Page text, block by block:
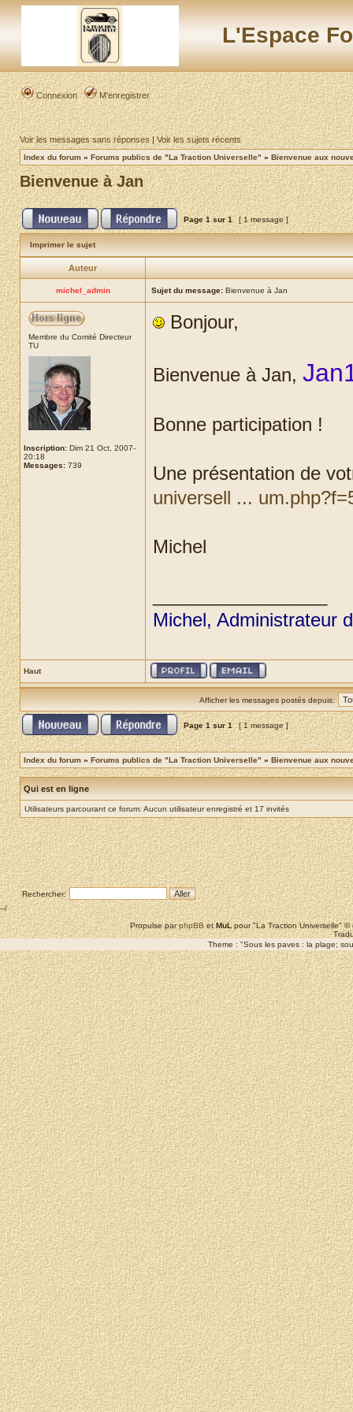
L'Espace
Connexion M’enregistrer
Voir les messages sans réponses|Voir les sujets récents
Index du forum » Forums publics de "La Traction Universelle" » Bienvenue aux
Bienvenue à Jan
Page1sur1 [ 1 message ]
Imprimer le sujet
Auteur
michel_admin Sujet du message: Bienvenue à Jan
Membre du Comité Directeur
TU
Inscription: Dim 21 Oct, 2007-
20:18
Messages: 739
Bonjour,
Bienvenue à Jan,
Bonne participation !
Une présentation de
universell ...
Michel
Michel, Administrateur
Haut
Afficher les messages postés depuis:
Page1sur1 [ 1 message ]
Index du forum » Forums publics de "La Traction Universelle" » Bienvenue aux
Qui est en ligne
Utilisateurs parcourant ce forum: Aucun utilisateur enregistré et 17 invités
Rechercher:
--/
Propulse parphpBBetMuLpour "La Traction Universelle"
Theme : "Sous les paves : la plage;